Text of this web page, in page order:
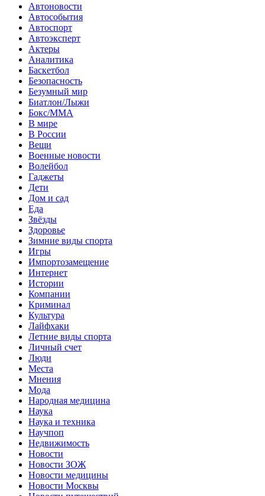
Автоновости
Автособытия
Автоспорт
Автоэксперт
Актеры
Аналитика
Баскетбол
Безопасность
Безумный мир
Биатлон/Лыжи
Бокс/MMA
В мире
В России
Вещи
Военные новости
Волейбол
Гаджеты
Дети
Дом и сад
Еда
Звёзды
Здоровье
Зимние виды спорта
Игры
Импортозамещение
Интернет
Истории
Компании
Криминал
Культура
Лайфхаки
Летние виды спорта
Личный счет
Люди
Места
Мнения
Мода
Народная медицина
Наука
Наука и техника
Научпоп
Недвижимость
Новости
Новости ЗОЖ
Новости медицины
Новости Москвы